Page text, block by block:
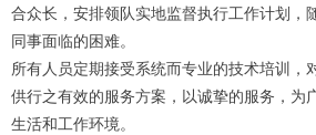
合众长，安排领队实地监督执行工作计划，
同事面临的困难。
所有人员定期接受系统而专业的技术培训，
供行之有效的服务方案，以诚挚的服务，为
生活和工作环境。